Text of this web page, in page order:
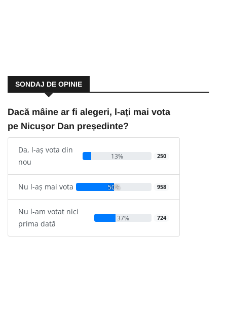
SONDAJ DE OPINIE
Dacă mâine ar fi alegeri, l-ați mai vota
pe Nicușor Dan președinte?
Da, l-aș vota din
nou
13% 250
Nu l-aș mai vota 50% 958
Nu l-am votat nici
prima dată
37% 724